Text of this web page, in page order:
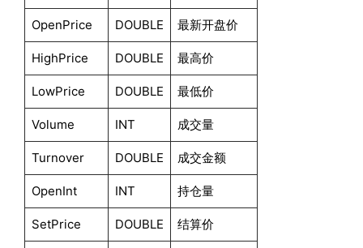
OpenPrice DOUBLE 最新开盘价
HighPrice DOUBLE 最高价
LowPrice DOUBLE 最低价
Volume INT 成交量
Turnover DOUBLE 成交金额
OpenInt INT 持仓量
SetPrice DOUBLE 结算价